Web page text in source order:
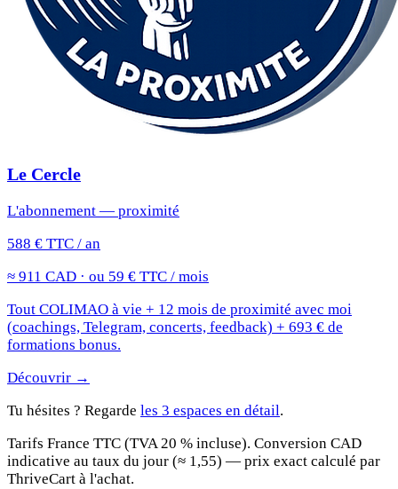
Le Cercle
L'abonnement — proximité
588 € TTC / an
≈ 911 CAD · ou 59 € TTC / mois
Tout COLIMAO à vie + 12 mois de proximité avec moi
(coachings, Telegram, concerts, feedback) + 693 € de
formations bonus.
Découvrir →
Tu hésites ? Regarde les 3 espaces en détail.
Tarifs France TTC (TVA 20 % incluse). Conversion CAD
indicative au taux du jour (≈ 1,55) — prix exact calculé par
ThriveCart à l'achat.